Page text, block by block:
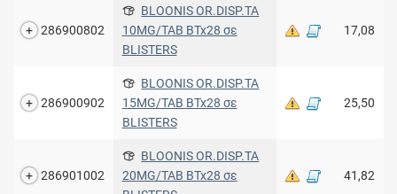
286900802
BLOONIS OR.DISP.TA
10MG/TAB BTx28 σε
BLISTERS
17,08
286900902
BLOONIS OR.DISP.TA
15MG/TAB BTx28 σε
BLISTERS
25,50
286901002
BLOONIS OR.DISP.TA
20MG/TAB BTx28 σε
41,82